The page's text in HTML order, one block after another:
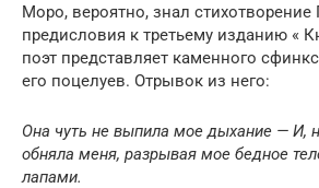
Моро, вероятно, знал стихотворение
предисловия к третьему изданию «
поэт представляет каменного
его поцелуев. Отрывок из него:
Она чуть не выпила мое дыхание — И,
обняла меня, разрывая мое бедное
лапами.